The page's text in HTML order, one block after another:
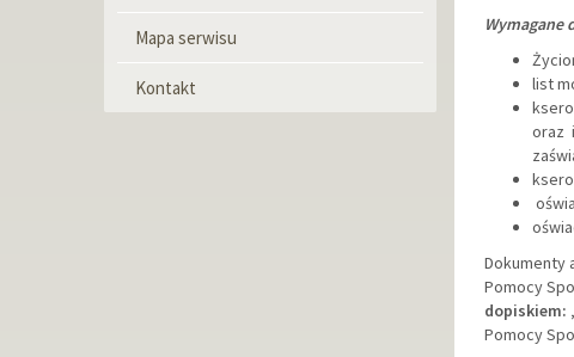
Mapa serwisu
Kontakt
Wymagane
list
oraz
Dokumenty
Pomocy
dopiskiem:
Pomocy